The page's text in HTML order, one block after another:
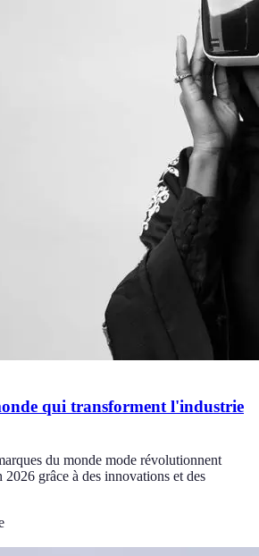
qui transforment l'industrie
du monde mode révolutionnent
grâce à des innovations et des